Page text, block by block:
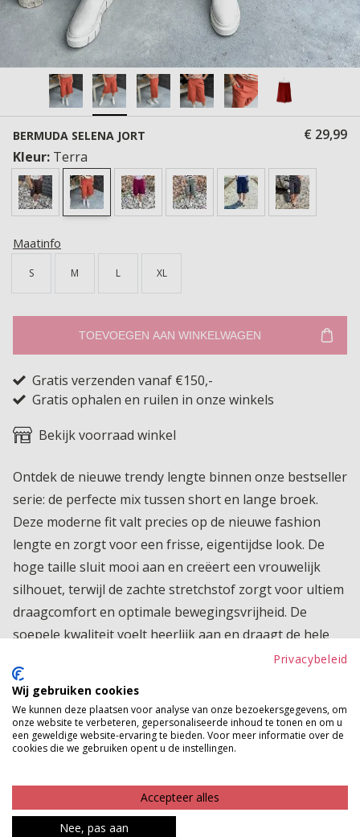
BERMUDA SELENA JORT
€ 29,99
Kleur: Terra
Maatinfo
S M L XL
TOEVOEGEN AAN WINKELWAGEN
Gratis verzenden vanaf €150,-
Gratis ophalen en ruilen in onze winkels
Bekijk voorraad winkel
Ontdek de nieuwe trendy lengte binnen onze bestseller
serie: de perfecte mix tussen short en lange broek.
Deze moderne fit valt precies op de nieuwe fashion
lengte en zorgt voor een frisse, eigentijdse look. De
hoge taille sluit mooi aan en creëert een vrouwelijk
silhouet, terwijl de zachte stretchstof zorgt voor ultiem
draagcomfort en optimale bewegingsvrijheid. De
soepele kwaliteit voelt heerlijk aan en draagt de hele
dag comfortabel. Dankzij het tijdloze design is dit item
eindeloos te combineren, van casual met sneakers tot
iets gekleder met een mooie top of blouse. Een echte
musthave voor dit seizoen waarin comfort en stijl
moeiteloos samenkomen
Product kenmerken
Betaalinformatie
Privacybeleid
Wij gebruiken cookies
We kunnen deze plaatsen voor analyse van onze bezoekersgegevens, om
onze website te verbeteren, gepersonaliseerde inhoud te tonen en om u
een geweldige website-ervaring te bieden. Voor meer informatie over de
cookies die we gebruiken opent u de instellingen.
Accepteer alles
Nee, pas aan